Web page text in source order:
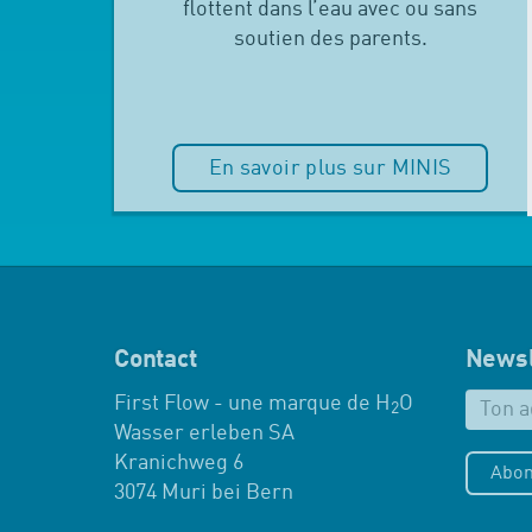
flottent dans l’eau avec ou sans
soutien des parents.
En savoir plus sur MINIS
Contact
First Flow - une marque de H 2O
Wasser erleben SA
Kranichweg 6
3074 Muri bei Bern